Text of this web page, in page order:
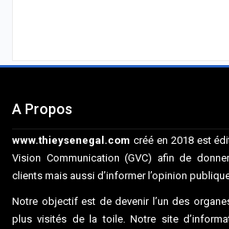
A Propos
www.thieysenegal.com créé en 2018 est
Vision Communication (GVC) afin de
clients mais aussi d’informer l’opinion
Notre objectif est de devenir l’un des
plus visités de la toile. Notre site